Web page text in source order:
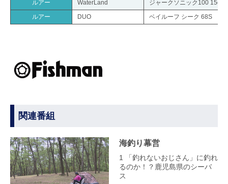
ルアー
WaterLand
ジャークソニック100 15g
ルアー
DUO ベイルーフ シーク 68S
関連番組
海釣り幕営
1 「釣れないおじさん」に釣れ
るのか！？鹿児島県のシーバ
ス